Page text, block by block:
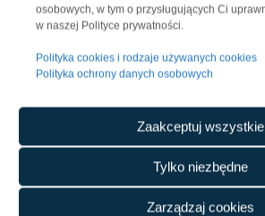
osobowych, w tym o przysługujących Ci
w naszej Polityce prywatności.
Polityka cookies i rodzaje używanych cookies
Polityka ochrony danych osobowych
Zaakceptuj wszystkie
Tylko niezbędne
Zarządzaj cookies
Construction wyposażył halę w
sprężonego powietrza oraz
Pomyślne zakończenie prac w
realizacji obiektów przemysłowych o
skomplikowania technologicznego.